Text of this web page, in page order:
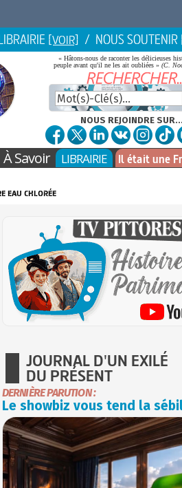
[VOIR] / NOUS SOUTENIR
« Hâtons-nous de raconter les délicieuses
peuple avant qu'il ne les ait oubliées » (C.
NOUS REJOINDRE SUR...
À Savoir LIBRAIRIE Il était une
eau chlorée
JOURNAL D'UN EXILÉ
DU PRÉSENT
DERNIÈRE PARUTION :
Le showbiz vous tend la